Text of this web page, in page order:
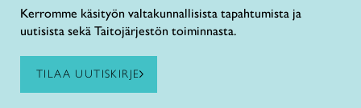
Kerromme käsityön valtakunnallisista tapahtumista ja
uutisista sekä Taitojärjestön toiminnasta.
TILAA UUTISKIRJE